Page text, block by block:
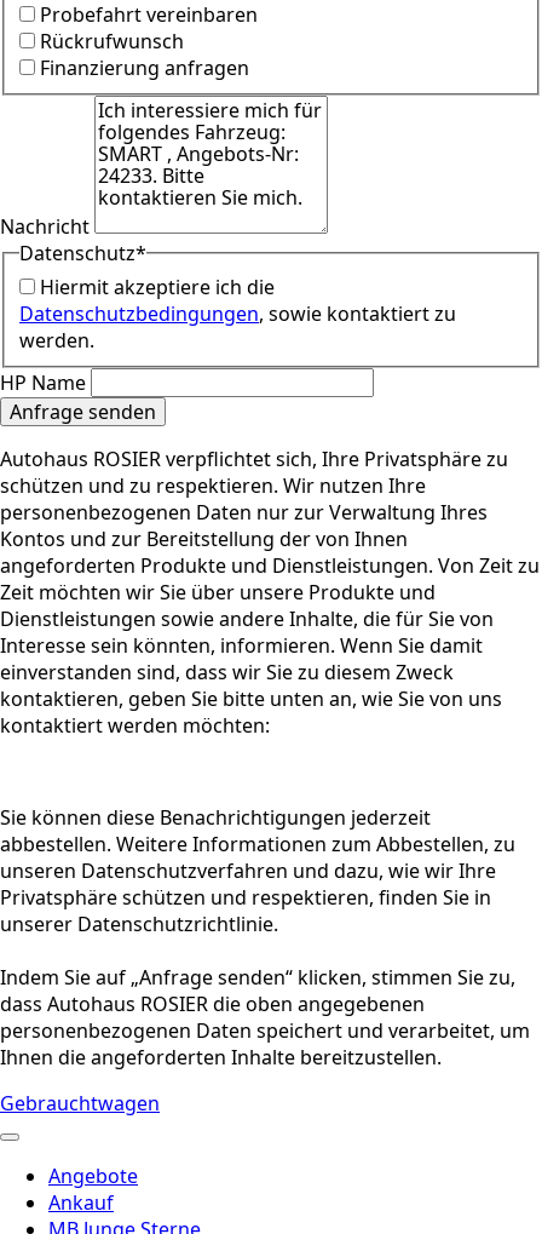
Probefahrt vereinbaren
Rückrufwunsch
Finanzierung anfragen
Nachricht
Datenschutz*
Hiermit akzeptiere ich die
Datenschutzbedingungen, sowie kontaktiert zu
werden.
HP Name
Anfrage senden
Autohaus ROSIER verpflichtet sich, Ihre Privatsphäre zu
schützen und zu respektieren. Wir nutzen Ihre
personenbezogenen Daten nur zur Verwaltung Ihres
Kontos und zur Bereitstellung der von Ihnen
angeforderten Produkte und Dienstleistungen. Von Zeit zu
Zeit möchten wir Sie über unsere Produkte und
Dienstleistungen sowie andere Inhalte, die für Sie von
Interesse sein könnten, informieren. Wenn Sie damit
einverstanden sind, dass wir Sie zu diesem Zweck
kontaktieren, geben Sie bitte unten an, wie Sie von uns
kontaktiert werden möchten:
Sie können diese Benachrichtigungen jederzeit
abbestellen. Weitere Informationen zum Abbestellen, zu
unseren Datenschutzverfahren und dazu, wie wir Ihre
Privatsphäre schützen und respektieren, finden Sie in
unserer Datenschutzrichtlinie.
Indem Sie auf „Anfrage senden“ klicken, stimmen Sie zu,
dass Autohaus ROSIER die oben angegebenen
personenbezogenen Daten speichert und verarbeitet, um
Ihnen die angeforderten Inhalte bereitzustellen.
Gebrauchtwagen
Angebote
Ankauf